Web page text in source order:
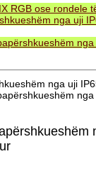
RGB ose rondele
nga uji
nga uji